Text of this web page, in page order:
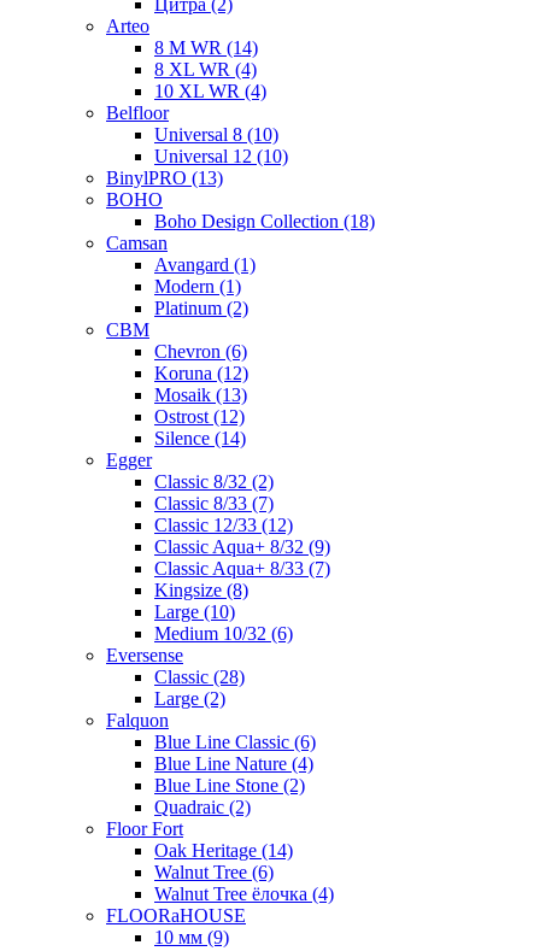
Arteo
8 M WR (14)
8 XL WR (4)
10 XL WR (4)
Belfloor
Universal 8 (10)
Universal 12 (10)
BinylPRO (13)
BOHO
Boho Design Collection (18)
Camsan
Avangard (1)
Modern (1)
Platinum (2)
CBM
Chevron (6)
Koruna (12)
Mosaik (13)
Ostrost (12)
Silence (14)
Egger
Classic 8/32 (2)
Classic 8/33 (7)
Classic 12/33 (12)
Classic Aqua+ 8/32 (9)
Classic Aqua+ 8/33 (7)
Kingsize (8)
Large (10)
Medium 10/32 (6)
Eversense
Classic (28)
Large (2)
Falquon
Blue Line Classic (6)
Blue Line Nature (4)
Blue Line Stone (2)
Quadraic (2)
Floor Fort
Oak Heritage (14)
Walnut Tree (6)
Walnut Tree ёлочка (4)
FLOORaHOUSE
10 мм (9)